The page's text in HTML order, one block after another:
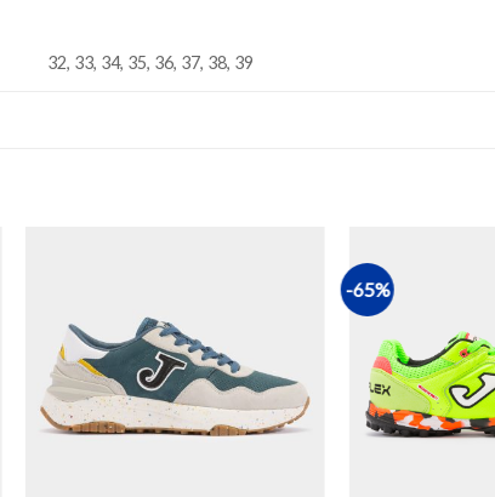
32, 33, 34, 35, 36, 37, 38, 39
-65%